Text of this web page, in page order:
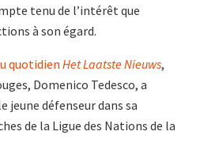
tenu de l’intérêt que
à son égard.
quotidien Het Laatste Nieuws,
Domenico Tedesco, a
jeune défenseur dans sa
de la Ligue des Nations de la